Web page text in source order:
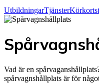
UtbildningarTjänster
Vad är en
spårvagnshållplats är för